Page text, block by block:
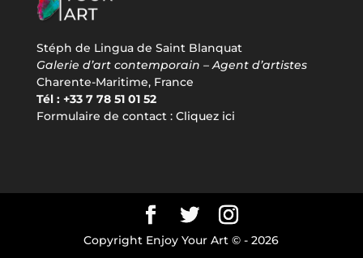
Stéph de Lingua de Saint Blanquat
Galerie d’art contemporain – Agent d’artistes
Charente-Maritime, France
Tél : +33 7 78 51 01 52
Formulaire de contact : Cliquez ici
Copyright Enjoy Your Art © -2026